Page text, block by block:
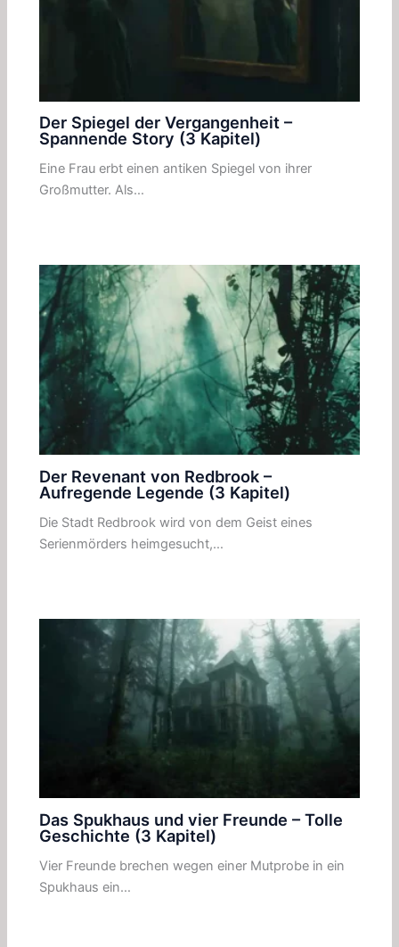
Der Spiegel der Vergangenheit –
Spannende Story (3 Kapitel)
Eine Frau erbt einen antiken Spiegel von ihrer
Großmutter. Als…
Der Revenant von Redbrook –
Aufregende Legende (3 Kapitel)
Die Stadt Redbrook wird von dem Geist eines
Serienmörders heimgesucht,…
Das Spukhaus und vier Freunde – Tolle
Geschichte (3 Kapitel)
Vier Freunde brechen wegen einer Mutprobe in ein
Spukhaus ein…